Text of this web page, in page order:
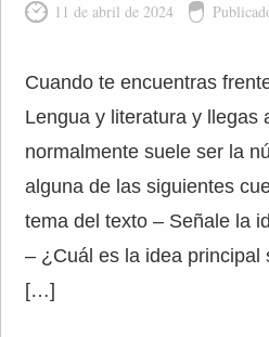
11 de abril de 2024
Cuando te encuentras
Lengua y literatura y llegas
normalmente suele ser la
alguna de las siguientes
tema del texto – Señale la
– ¿Cuál es la idea principal
[…]